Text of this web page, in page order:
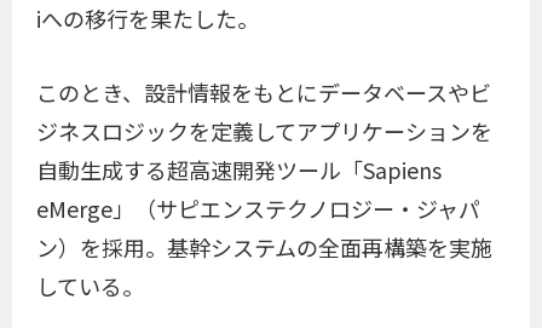
iへの移行を果たした。
このとき、設計情報をもとにデータベースやビ
ジネスロジックを定義してアプリケーションを
自動生成する超高速開発ツール「Sapiens
eMerge」（サピエンステクノロジー・ジャパ
ン）を採用。基幹システムの全面再構築を実施
している。